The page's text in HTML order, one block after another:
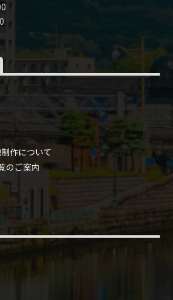
作について
のご案内